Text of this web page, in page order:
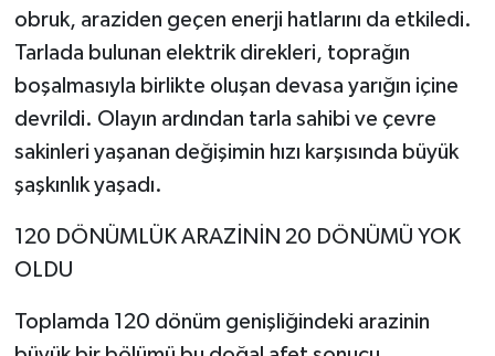
obruk, araziden geçen enerji hatlarını da etkiledi.
Tarlada bulunan elektrik direkleri, toprağın
boşalmasıyla birlikte oluşan devasa yarığın içine
devrildi. Olayın ardından tarla sahibi ve çevre
sakinleri yaşanan değişimin hızı karşısında büyük
şaşkınlık yaşadı.
120 DÖNÜMLÜK ARAZİNİN 20 DÖNÜMÜ YOK
OLDU
Toplamda 120 dönüm genişliğindeki arazinin